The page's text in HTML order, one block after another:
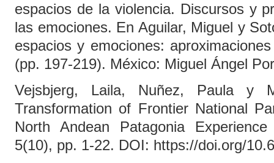
espacios de la violencia. Discursos y
las emociones. En Aguilar, Miguel y
espacios y emociones:
(pp. 197-219). México: Miguel Ángel
Vejsbjerg, Laila, Nuñez, Paula y
Transformation of Frontier National
North Andean Patagonia
5(10), pp. 1-22. DOI: https://doi.org/